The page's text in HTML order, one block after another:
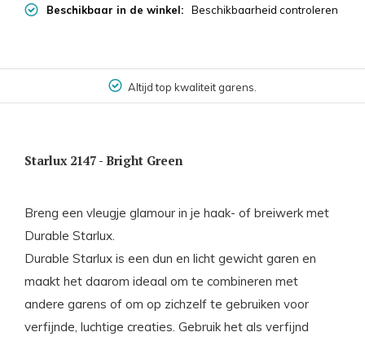
Beschikbaar in de winkel:
Beschikbaarheid controleren
Altijd top kwaliteit garens.
Starlux 2147 - Bright Green
Breng een vleugje glamour in je haak- of breiwerk met
Durable Starlux.
Durable Starlux is een dun en licht gewicht garen en
maakt het daarom ideaal om te combineren met
andere garens of om op zichzelf te gebruiken voor
verfijnde, luchtige creaties. Gebruik het als verfijnd